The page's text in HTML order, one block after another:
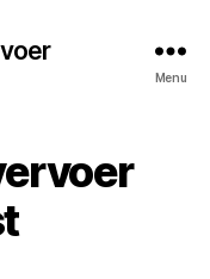
Menu